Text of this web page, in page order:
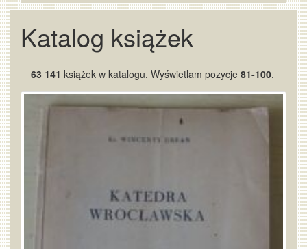
Katalog książek
63 141 książek w katalogu. Wyświetlam pozycje 81-100.